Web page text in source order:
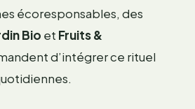
écoresponsables, des
Bio et Fruits &
d’intégrer ce rituel